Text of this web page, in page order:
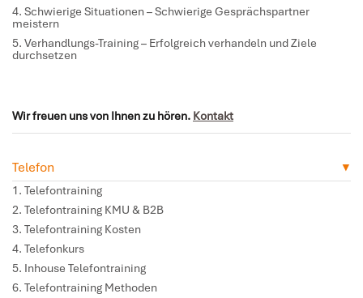
Telefon
Telefontraining
Telefontraining KMU & B2B
Telefontraining Kosten
Telefonkurs
Inhouse Telefontraining
Telefontraining Methoden
Schwierige Situationen– Schwierige Gesprächspartner
meistern
Verhandlungs-Training– Erfolgreich verhandeln und Ziele
durchsetzen
Wir freuen uns von Ihnen zu hören. Kontakt